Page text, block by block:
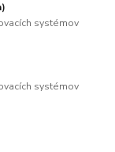
systémov
systémov